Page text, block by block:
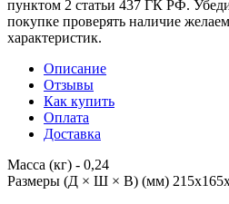
пунктом 2 статьи 437 ГК РФ.
покупке проверять наличие
характеристик.
Описание
Отзывы
Как купить
Оплата
Доставка
Масса (кг) - 0,24
Размеры (Д × Ш × В) (мм)